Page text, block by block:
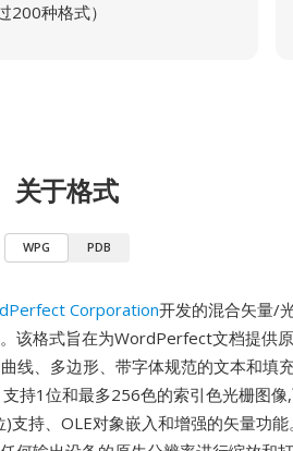
200种格式）
关于格式
WPG PDB
Corporation开发的混合矢量/
该格式旨在为WordPerfect文档提供
线、多边形、带字体规范的文本和填
持1位和最多256色的索引色光栅图
支持、OLE对象嵌入和增强的矢量功